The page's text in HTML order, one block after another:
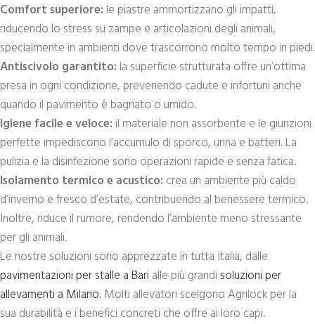
Comfort superiore: le piastre ammortizzano gli impatti,
riducendo lo stress su zampe e articolazioni degli animali,
specialmente in ambienti dove trascorrono molto tempo in piedi.
Antiscivolo garantito: la superficie strutturata offre un’ottima
presa in ogni condizione, prevenendo cadute e infortuni anche
quando il pavimento è bagnato o umido.
Igiene facile e veloce: il materiale non assorbente e le giunzioni
perfette impediscono l’accumulo di sporco, urina e batteri. La
pulizia e la disinfezione sono operazioni rapide e senza fatica.
Isolamento termico e acustico: crea un ambiente più caldo
d’inverno e fresco d’estate, contribuendo al benessere termico.
Inoltre, riduce il rumore, rendendo l’ambiente meno stressante
per gli animali.
Le nostre soluzioni sono apprezzate in tutta Italia, dalle
pavimentazioni per stalle a Bari alle più grandi soluzioni per
allevamenti a Milano. Molti allevatori scelgono Agrilock per la
sua durabilità e i benefici concreti che offre ai loro capi.